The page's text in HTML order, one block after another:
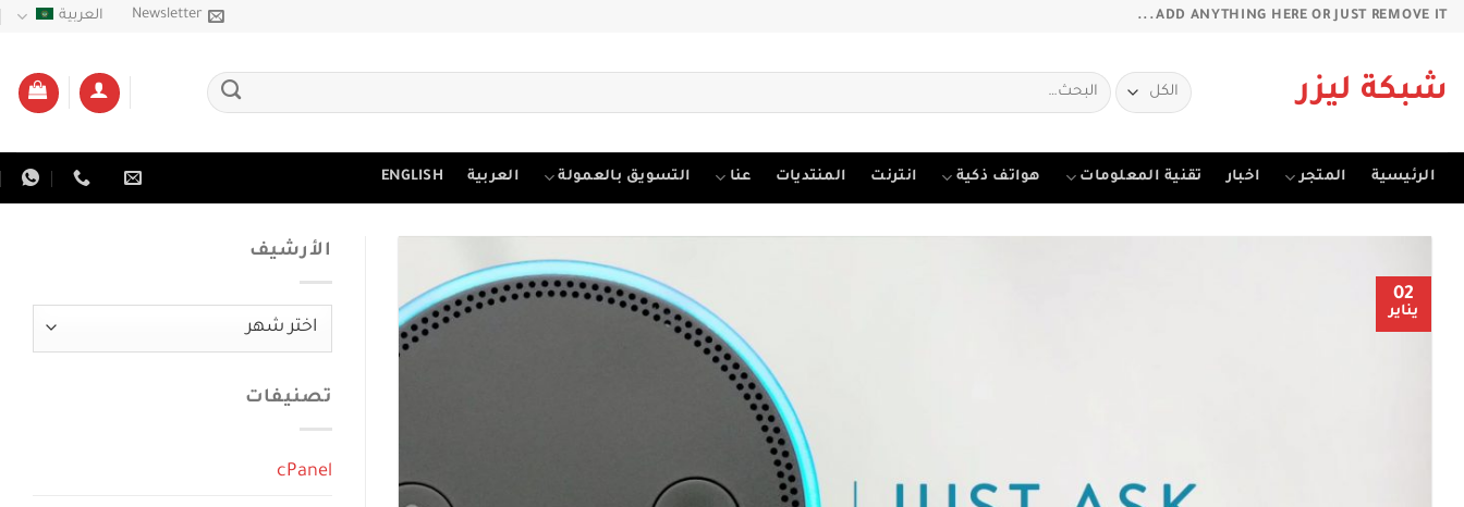
تخطي
ADD ANYTHING HERE OR JUST REMOVE IT...
Newsletter العربية
شبكة ليزر
البحث
عن:
الرئيسية المتجر اخبار تقنية المعلومات هواتف ذكية انترنت المنتديات عنا التسويق بالعمولة العربية ENGLISH
02
يناير
الأرشيف
الأرشيف
تصنيفات
cPanel